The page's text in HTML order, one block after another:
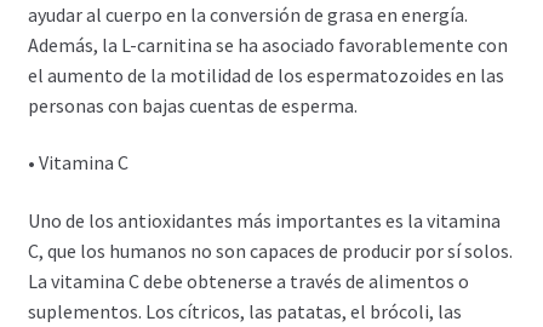
ayudar al cuerpo en la conversión de grasa en energía.
Además, la L-carnitina se ha asociado favorablemente con
el aumento de la motilidad de los espermatozoides en las
personas con bajas cuentas de esperma.
• Vitamina C
Uno de los antioxidantes más importantes es la vitamina
C, que los humanos no son capaces de producir por sí solos.
La vitamina C debe obtenerse a través de alimentos o
suplementos. Los cítricos, las patatas, el brócoli, las